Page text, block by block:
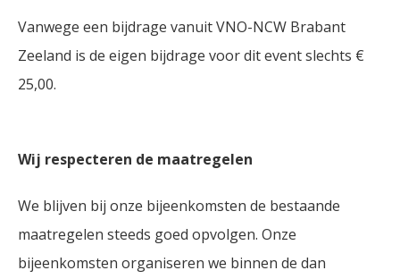
Vanwege een bijdrage vanuit VNO-NCW Brabant
Zeeland is de eigen bijdrage voor dit event slechts €
25,00.
Wij respecteren de maatregelen
We blijven bij onze bijeenkomsten de bestaande
maatregelen steeds goed opvolgen. Onze
bijeenkomsten organiseren we binnen de dan